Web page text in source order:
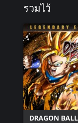
รวมไว้
DRAGON BALL